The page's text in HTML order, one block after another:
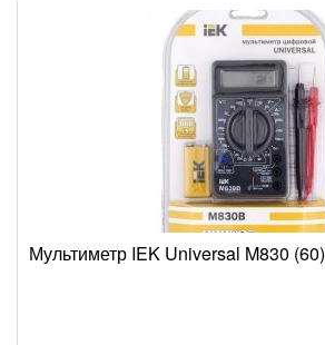
Мультиметр IEK Universal M830 (60)